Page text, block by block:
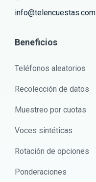
info@telencuestas.com
Beneficios
Teléfonos aleatorios
Recolección de datos
Muestreo por cuotas
Voces sintéticas
Rotación de opciones
Ponderaciones